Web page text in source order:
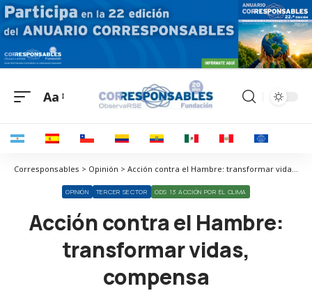
Aa
Corresponsables > Opinión > Acción contra el Hambre: transformar vidas, compensa
OPINIÓN TERCER SECTOR ODS 13 ACCIÓN POR EL CLIMA
Acción contra el Hambre:
transformar vidas,
compensa